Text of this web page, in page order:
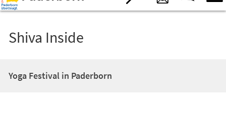
Shiva Inside
Yoga Festival in Paderborn